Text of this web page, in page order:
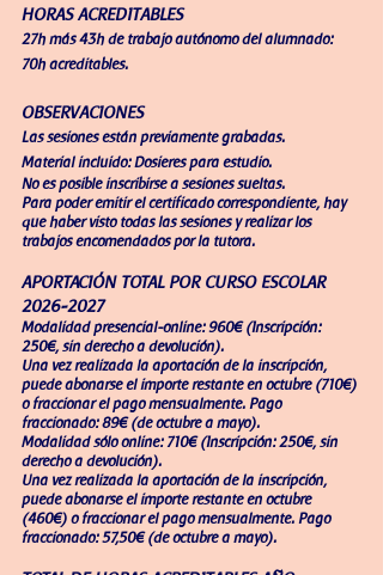
HORAS ACREDITABLES
27h más 43h de trabajo autónomo del alumnado:
70h acreditables.
OBSERVACIONES
Las sesiones están previamente grabadas.
Material incluido: Dosieres para estudio.
No es posible inscribirse a sesionessueltas.
Para poder emitir el certificado correspondiente, hay
que haber visto todas las sesiones y realizar los
trabajos encomendados por la tutora.
APORTACIÓNTOTAL POR CURSO ESCOLAR
2026-2027
Modalidad presencial-online: 960€ (Inscripción:
250€, sin derecho a devolución).
Una vez realizada la aportación de la inscripción,
puede abonarse el importe restante en octubre (710€)
o fraccionar el pago mensualmente. Pago
fraccionado: 89€ (de octubre a mayo).
Modalidad sólo online: 710€ (Inscripción: 250€, sin
derecho a devolución).
Una vez realizada la aportación de la inscripción,
puede abonarse el importe restante en octubre
(460€) o fraccionar el pago mensualmente. Pago
fraccionado: 57,50€ (de octubre a mayo).